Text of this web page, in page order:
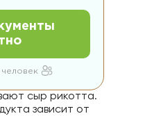
сыр рикотта.
зависит от